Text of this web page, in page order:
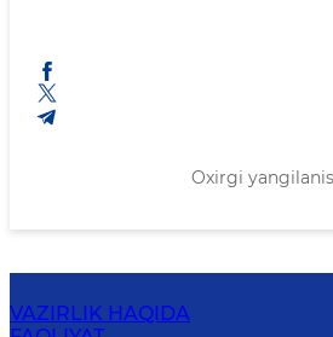
Oxirgi
VAZIRLIK HAQIDA